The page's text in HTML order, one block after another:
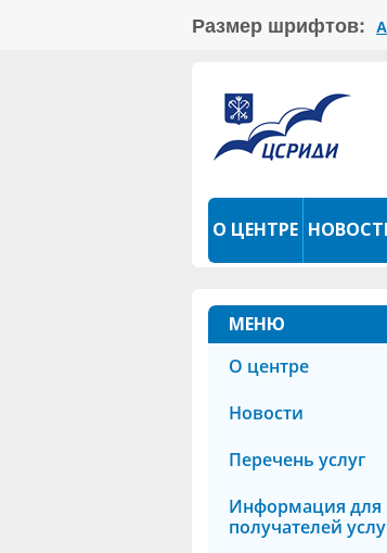
Размер шрифтов: А
О ЦЕНТРЕ
ПРОКАТ ТСР
МЕНЮ
О центре
Новости
Перечень услуг
Информация для
получателей